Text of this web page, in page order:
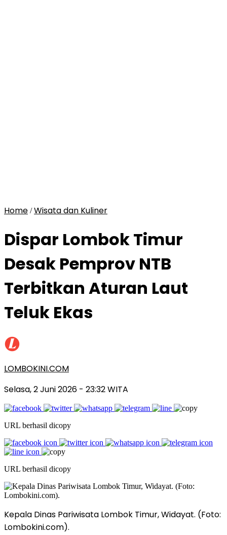
Home /Wisata dan Kuliner
Dispar Lombok Timur
Desak Pemprov NTB
Terbitkan Aturan Laut
Teluk Ekas
LOMBOKINI.COM
Selasa, 2 Juni 2026 - 23:32 WITA
URL berhasil dicopy
URL berhasil dicopy
Kepala Dinas Pariwisata Lombok Timur, Widayat. (Foto:
Lombokini.com).